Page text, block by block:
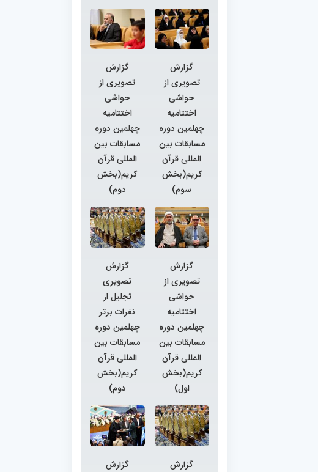
گزارش
تصویری از
حواشی
اختتامیه
چهلمین دوره
مسابقات بین
المللی قرآن
کریم(بخش
سوم)
گزارش
تصویری از
حواشی
اختتامیه
چهلمین دوره
مسابقات بین
المللی قرآن
کریم(بخش
دوم)
گزارش
تصویری از
حواشی
اختتامیه
چهلمین دوره
مسابقات بین
المللی قرآن
کریم(بخش
اول)
گزارش
تصویری
تجلیل از
نفرات برتر
چهلمین دوره
مسابقات بین
المللی قرآن
کریم(بخش
دوم)
گزارش
گزارش